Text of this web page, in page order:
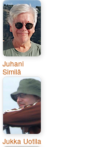
Juhani
Similä
Jukka Uotila